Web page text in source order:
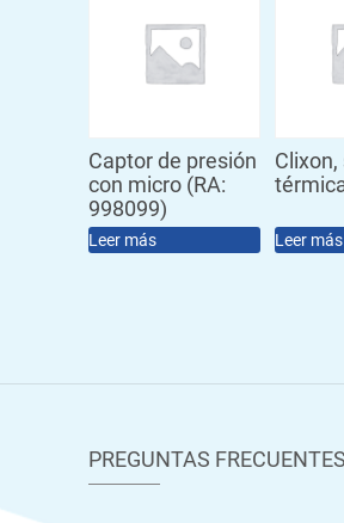
Captor de presión
con micro (RA:
998099)
Leer más Leer más
PREGUNTAS FRECUENTES